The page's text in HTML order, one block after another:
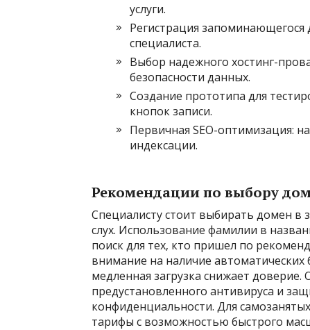
услуги.
Регистрация запоминающегося
специалиста.
Выбор надежного хостинг-
безопасности данных.
Создание прототипа для
кнопок записи.
Первичная SEO-оптимизация:
индексации.
Рекомендации по выбору
Специалисту стоит выбирать домен в
слух. Использование фамилии в
поиск для тех‚ кто пришел по
внимание на наличие автоматических
медленная загрузка снижает
предустановленного антивируса и
конфиденциальности. Для
тарифы с возможностью быстрого